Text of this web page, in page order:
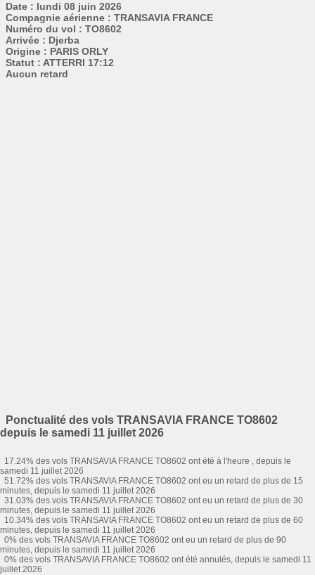
Date : lundi 08 juin 2026
Compagnie aérienne : TRANSAVIA FRANCE
Numéro du vol : TO8602
Arrivée : Djerba
Origine : PARIS ORLY
Statut : ATTERRI 17:12
Aucun retard
Ponctualité des vols TRANSAVIA FRANCE TO8602
depuis le samedi 11 juillet 2026
17.24% des vols TRANSAVIA FRANCE TO8602 ont été à l'heure , depuis le
samedi 11 juillet 2026
51.72% des vols TRANSAVIA FRANCE TO8602 ont eu un retard de plus de 15
minutes, depuis le samedi 11 juillet 2026
31.03% des vols TRANSAVIA FRANCE TO8602 ont eu un retard de plus de 30
minutes, depuis le samedi 11 juillet 2026
10.34% des vols TRANSAVIA FRANCE TO8602 ont eu un retard de plus de 60
minutes, depuis le samedi 11 juillet 2026
0% des vols TRANSAVIA FRANCE TO8602 ont eu un retard de plus de 90
minutes, depuis le samedi 11 juillet 2026
0% des vols TRANSAVIA FRANCE TO8602 ont été annulés, depuis le samedi 11
juillet 2026